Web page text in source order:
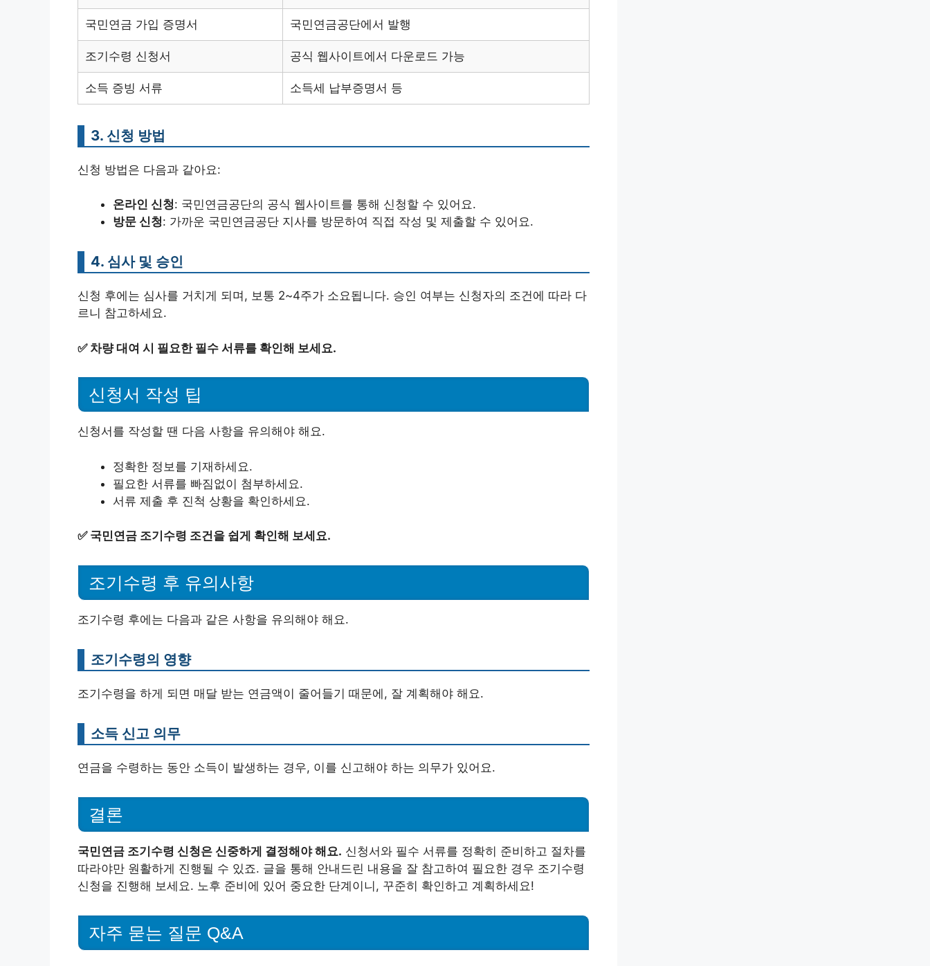
국민연금 가입 증명서 국민연금공단에서 발행
조기수령 신청서 공식 웹사이트에서 다운로드 가능
소득 증빙 서류 소득세 납부증명서 등
3. 신청 방법
신청 방법은 다음과 같아요:
온라인 신청: 국민연금공단의 공식 웹사이트를 통해 신청할 수 있어요.
방문 신청: 가까운 국민연금공단 지사를 방문하여 직접 작성 및 제출할 수 있어요.
4. 심사 및 승인
신청 후에는 심사를 거치게 되며, 보통 2~4주가 소요됩니다. 승인 여부는 신청자의 조건에 따라 다
르니 참고하세요.
✅ 차량 대여 시 필요한 필수 서류를 확인해 보세요.
신청서 작성 팁
신청서를 작성할 땐 다음 사항을 유의해야 해요.
정확한 정보를 기재하세요.
필요한 서류를 빠짐없이 첨부하세요.
서류 제출 후 진척 상황을 확인하세요.
✅ 국민연금 조기수령 조건을 쉽게 확인해 보세요.
조기수령 후 유의사항
조기수령 후에는 다음과 같은 사항을 유의해야 해요.
조기수령의 영향
조기수령을 하게 되면 매달 받는 연금액이 줄어들기 때문에, 잘 계획해야 해요.
소득 신고 의무
연금을 수령하는 동안 소득이 발생하는 경우, 이를 신고해야 하는 의무가 있어요.
결론
국민연금 조기수령 신청은 신중하게 결정해야 해요. 신청서와 필수 서류를 정확히 준비하고 절차를
따라야만 원활하게 진행될 수 있죠. 글을 통해 안내드린 내용을 잘 참고하여 필요한 경우 조기수령
신청을 진행해 보세요. 노후 준비에 있어 중요한 단계이니, 꾸준히 확인하고 계획하세요!
자주 묻는 질문 Q&A